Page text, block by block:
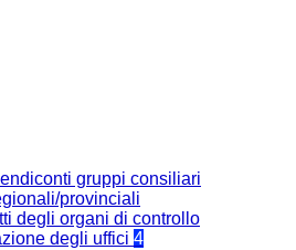
gruppi consiliari
provinciali
degli organi di controllo
degli uffici 4